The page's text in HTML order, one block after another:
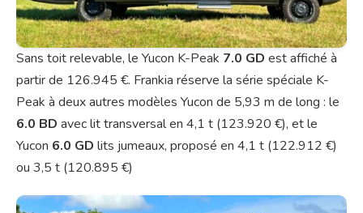
Sans toit relevable, le Yucon K-Peak 7.0 GD est affiché à
partir de 126.945 €. Frankia réserve la série spéciale K-
Peak à deux autres modèles Yucon de 5,93 m de long : le
6.0 BD avec lit transversal en 4,1 t (123.920 €), et le
Yucon 6.0 GD lits jumeaux, proposé en 4,1 t (122.912 €)
ou 3,5 t (120.895 €)